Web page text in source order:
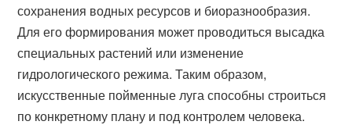
сохранения водных ресурсов и биоразнообразия.
Для его формирования может проводиться высадка
специальных растений или изменение
гидрологического режима. Таким образом,
искусственные пойменные луга способны строиться
по конкретному плану и под контролем человека.